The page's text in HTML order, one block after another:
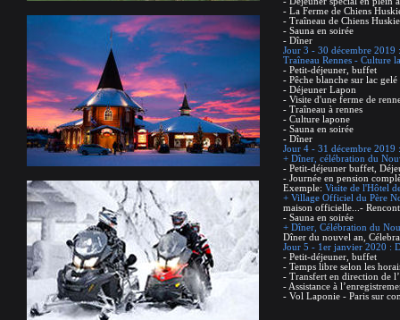
- La Ferme de Chiens
- Traîneau de Chiens
- Sauna en soirée
- Dîner
Jour 3 - 30 décembre 2019
Traîneau Rennes - Culture
- Petit-déjeuner, buffet
- Pêche blanche sur lac gelé
- Déjeuner Lapon
- Visite d'une ferme de
- Traîneau à rennes
- Culture lapone
- Sauna en soirée
- Dîner
Jour 4 - 31 décembre 2019
+ Dîner, célébration du
- Petit-déjeuner buffet,
- Journée en pension
Exemple: Visite de l'Hôtel
+ Village Officiel du Père
maison officielle...-
- Sauna en soirée
+ Dîner, Célébration du
Dîner du nouvel an,
Jour 5 - 1er janvier 2020 :
- Petit-déjeuner, buffet
- Temps libre selon les
- Transfert en direction de
- Assistance à
- Vol Laponie - Paris sur